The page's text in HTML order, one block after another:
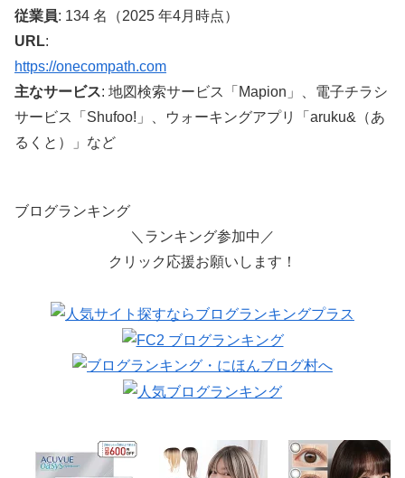
従業員: 134 名（2025 年4月時点）
URL:
https://onecompath.com
主なサービス: 地図検索サービス「Mapion」、電子チラシ
サービス「Shufoo!」、ウォーキングアプリ「aruku&（あ
るくと）」など
ブログランキング
＼ランキング参加中／
クリック応援お願いします！